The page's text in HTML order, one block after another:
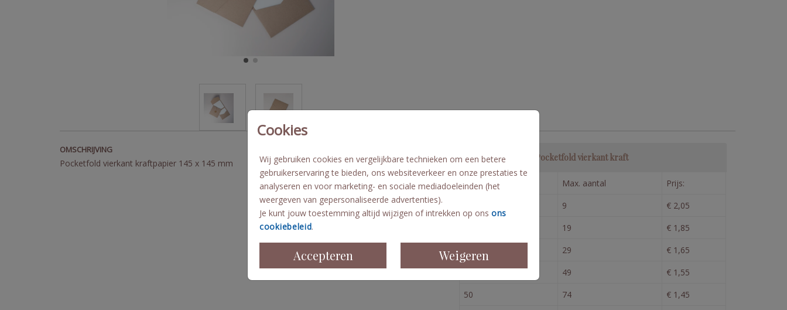
Cookies
Wij gebruiken cookies en vergelijkbare technieken om een betere
gebruikerservaring te bieden, ons websiteverkeer en onze prestaties te
analyseren en voor marketing- en sociale mediadoeleinden (het
weergeven van gepersonaliseerde advertenties).
Je kunt jouw toestemming altijd wijzigen of intrekken op ons ons
cookiebeleid.
Accepteren Weigeren
OMSCHRIJVING
Pocketfold vierkant kraftpapier 145 x 145 mm
Overzicht prijzen - Pocketfold vierkant kraft
Min. aantal Max. aantal
Prijs:
9
€ 2,05
19
€ 1,85
29
€ 1,65
30
49
€ 1,55
50
74
€ 1,45